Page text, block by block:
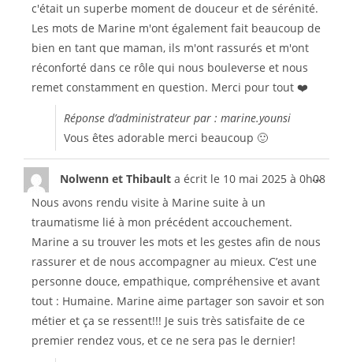
c'était un superbe moment de douceur et de sérénité.
Les mots de Marine m'ont également fait beaucoup de
bien en tant que maman, ils m'ont rassurés et m'ont
réconforté dans ce rôle qui nous bouleverse et nous
remet constamment en question. Merci pour tout ❤️
Réponse d’administrateur par : marine.younsi
Vous êtes adorable merci beaucoup 🙂
Nolwenn et Thibault a écrit le 10 mai 2025 à 0h08
Nous avons rendu visite à Marine suite à un
traumatisme lié à mon précédent accouchement.
Marine a su trouver les mots et les gestes afin de nous
rassurer et de nous accompagner au mieux. C’est une
personne douce, empathique, compréhensive et avant
tout : Humaine. Marine aime partager son savoir et son
métier et ça se ressent!!! Je suis très satisfaite de ce
premier rendez vous, et ce ne sera pas le dernier!
...